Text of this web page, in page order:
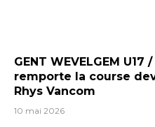
GENT WEVELGEM U17
remporte la course
Rhys Vancom
10 mai 2026